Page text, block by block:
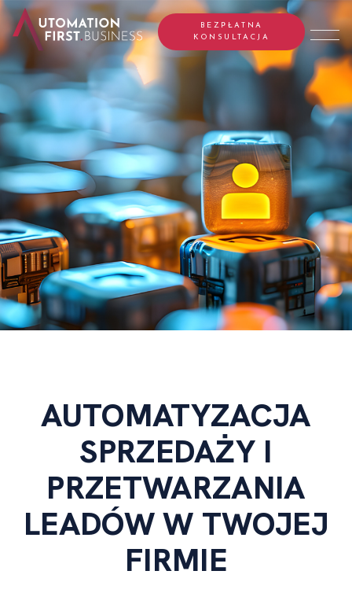
BEZPŁATNA
KONSULTACJA
AUTOMATYZACJA
SPRZEDAŻY I
PRZETWARZANIA
LEADÓW W TWOJEJ
FIRMIE